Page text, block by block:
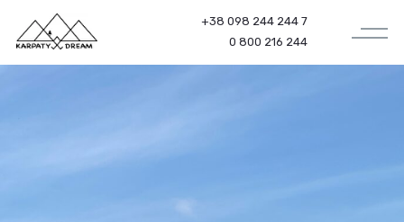
0 800 216 244
+38 098 244 244 7